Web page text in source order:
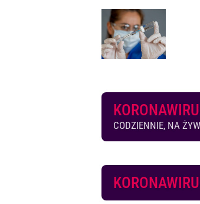
CODZIENNIE, NA